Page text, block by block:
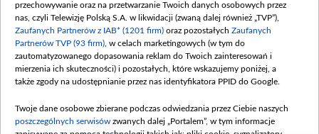
przechowywanie oraz na przetwarzanie Twoich danych osobowych przez
nas, czyli Telewizję Polską S.A. w likwidacji (zwaną dalej również „TVP”),
Zaufanych Partnerów z IAB* (1201 firm) oraz pozostałych Zaufanych
Partnerów TVP (93 firm) , w celach marketingowych (w tym do
zautomatyzowanego dopasowania reklam do Twoich zainteresowań i
mierzenia ich skuteczności) i pozostałych, które wskazujemy poniżej, a
także zgody na udostępnianie przez nas identyfikatora PPID do Google.
Twoje dane osobowe zbierane podczas odwiedzania przez Ciebie naszych
poszczególnych serwisów zwanych dalej „Portalem”, w tym informacje